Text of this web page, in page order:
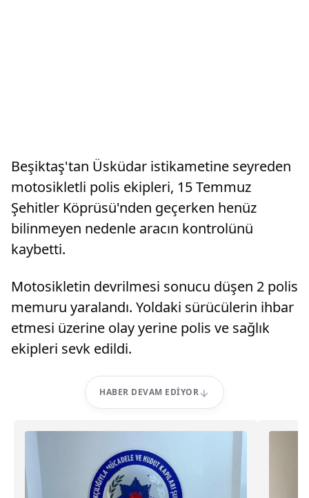
Beşiktaş'tan Üsküdar istikametine seyreden
motosikletli polis ekipleri, 15 Temmuz
Şehitler Köprüsü'nden geçerken henüz
bilinmeyen nedenle aracın kontrolünü
kaybetti.
Motosikletin devrilmesi sonucu düşen 2 polis
memuru yaralandı. Yoldaki sürücülerin ihbar
etmesi üzerine olay yerine polis ve sağlık
ekipleri sevk edildi.
HABER DEVAM EDIYOR